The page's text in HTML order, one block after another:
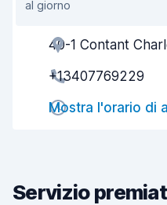
Facile da trovare
Gentilezza degli agenti
Rapidità del ritiro
Rapidità della riconsegna
Condizioni dell'auto
al giorno
40-1 Contant
+13407769229
Mostra l'orario di
Servizio